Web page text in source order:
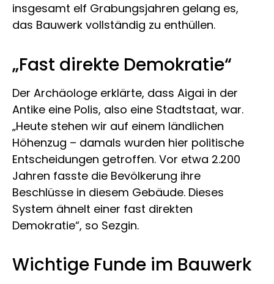
insgesamt elf Grabungsjahren gelang es,
das Bauwerk vollständig zu enthüllen.
„Fast direkte Demokratie“
Der Archäologe erklärte, dass Aigai in der
Antike eine Polis, also eine Stadtstaat, war.
„Heute stehen wir auf einem ländlichen
Höhenzug – damals wurden hier politische
Entscheidungen getroffen. Vor etwa 2.200
Jahren fasste die Bevölkerung ihre
Beschlüsse in diesem Gebäude. Dieses
System ähnelt einer fast direkten
Demokratie“, so Sezgin.
Wichtige Funde im Bauwerk